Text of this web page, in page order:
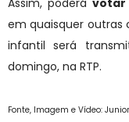
Assim, poderá votar
em quaisquer outras
infantil será
domingo, na RTP.
Fonte, Imagem e Vídeo: